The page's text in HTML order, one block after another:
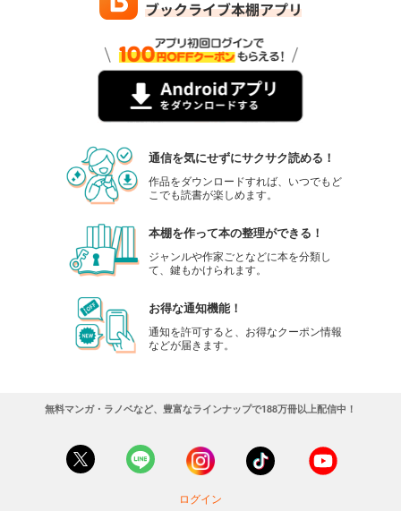
通信を気にせずにサクサク読める！
作品をダウンロードすれば、いつでもど
こでも読書が楽しめます。
本棚を作って本の整理ができる！
ジャンルや作家ごとなどに本を分類し
て、鍵もかけられます。
お得な通知機能！
通知を許可すると、お得なクーポン情報
などが届きます。
無料マンガ・ラノベなど、豊富なラインナップで188万冊以上配信中！
ログイン